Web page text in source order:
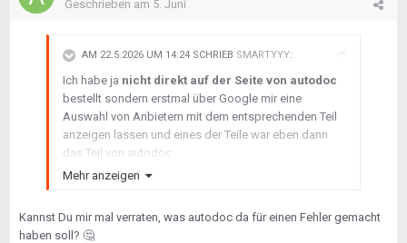
Geschrieben am 5. Juni
AM 22.5.2026 UM 14:24 SCHRIEB SMARTYYY:
Ich habe ja nicht direkt auf der Seite von autodoc
bestellt sondern erstmal über Google mir eine
Auswahl von Anbietern mit dem entsprechenden Teil
anzeigen lassen und eines der Teile war eben dann
das Teil von autodoc
AM 22.5.2026 UM 14:20 SCHRIEB
Nein ich habe sie dem
Mehr anzeigen
Kannst Du mir mal verraten, was autodoc da für einen Fehler gemacht
haben soll? 🤔